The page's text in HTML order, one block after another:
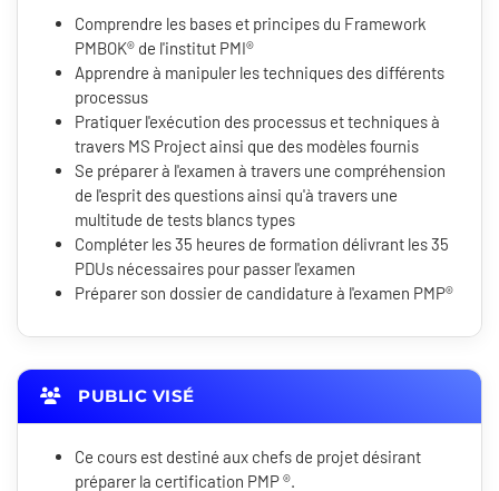
Comprendre les bases et principes du Framework
PMBOK® de l'institut PMI®
Apprendre à manipuler les techniques des différents
processus
Pratiquer l'exécution des processus et techniques à
travers MS Project ainsi que des modèles fournis
Se préparer à l'examen à travers une compréhension
de l'esprit des questions ainsi qu'à travers une
multitude de tests blancs types
Compléter les 35 heures de formation délivrant les 35
PDUs nécessaires pour passer l'examen
Préparer son dossier de candidature à l'examen PMP®
PUBLIC VISÉ
Ce cours est destiné aux chefs de projet désirant
préparer la certification PMP ®.